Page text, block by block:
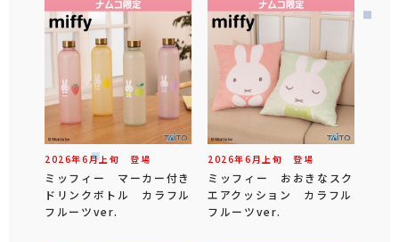
2026年6 月上旬 登場
ミッフィー マーカー付き
ドリンクボトル カラフル
フルーツver.
2026年6 月 上旬 登場
ミッフィー おおきなスク
エアクッション カラフル
フルーツver.